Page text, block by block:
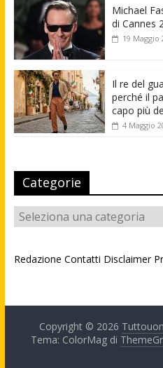
Michael
di Cannes
19 Maggio
Il re del
perché il
capo più
4 Maggio
Categorie
Categorie
Redazione Contatti Disclaimer
Copyright © 2026
Tema: ColorMag di